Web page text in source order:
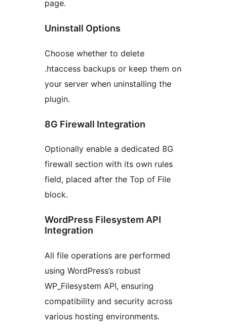
page.
Uninstall Options
Choose whether to delete
.htaccess backups or keep them on
your server when uninstalling the
plugin.
8G Firewall Integration
Optionally enable a dedicated 8G
firewall section with its own rules
field, placed after the Top of File
block.
WordPress Filesystem API
Integration
All file operations are performed
using WordPress’s robust
WP_Filesystem API, ensuring
compatibility and security across
various hosting environments.